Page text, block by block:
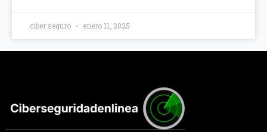
ciber seguro enero 11, 2025